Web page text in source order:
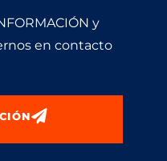
y
en contacto